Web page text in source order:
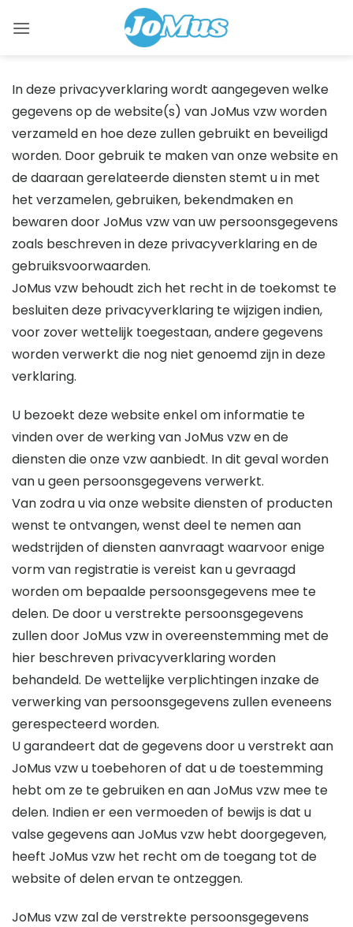
In deze privacyverklaring wordt aangegeven welke
gegevens op de website(s) van JoMus vzw worden
verzameld en hoe deze zullen gebruikt en beveiligd
worden. Door gebruik te maken van onze website en
de daaraan gerelateerde diensten stemt u in met
het verzamelen, gebruiken, bekendmaken en
bewaren door JoMus vzw van uw persoonsgegevens
zoals beschreven in deze privacyverklaring en de
gebruiksvoorwaarden.
JoMus vzw behoudt zich het recht in de toekomst te
besluiten deze privacyverklaring te wijzigen indien,
voor zover wettelijk toegestaan, andere gegevens
worden verwerkt die nog niet genoemd zijn in deze
verklaring.
U bezoekt deze website enkel om informatie te
vinden over de werking van JoMus vzw en de
diensten die onze vzw aanbiedt. In dit geval worden
van u geen persoonsgegevens verwerkt.
Van zodra u via onze website diensten of producten
wenst te ontvangen, wenst deel te nemen aan
wedstrijden of diensten aanvraagt waarvoor enige
vorm van registratie is vereist kan u gevraagd
worden om bepaalde persoonsgegevens mee te
delen. De door u verstrekte persoonsgegevens
zullen door JoMus vzw in overeenstemming met de
hier beschreven privacyverklaring worden
behandeld. De wettelijke verplichtingen inzake de
verwerking van persoonsgegevens zullen eveneens
gerespecteerd worden.
U garandeert dat de gegevens door u verstrekt aan
JoMus vzw u toebehoren of dat u de toestemming
hebt om ze te gebruiken en aan JoMus vzw mee te
delen. Indien er een vermoeden of bewijs is dat u
valse gegevens aan JoMus vzw hebt doorgegeven,
heeft JoMus vzw het recht om de toegang tot de
website of delen ervan te ontzeggen.
JoMus vzw zal de verstrekte persoonsgegevens